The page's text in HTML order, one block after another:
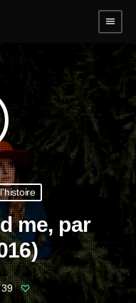
menu
me, par
39